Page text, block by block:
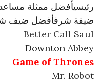
رئيسيأفضل ممثلة
ضيفة شرفأفضل ضيف
Better Call Saul
Downton Abbey
Game of Thrones
Mr. Robot